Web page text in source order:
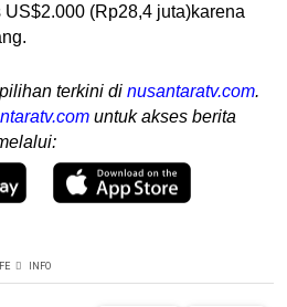
(Rp28,4 juta)karena
terkini di nusantaratv.com.
untuk akses berita
INFO